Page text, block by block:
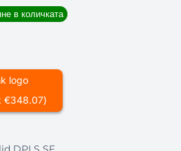
в количката
€348.07)